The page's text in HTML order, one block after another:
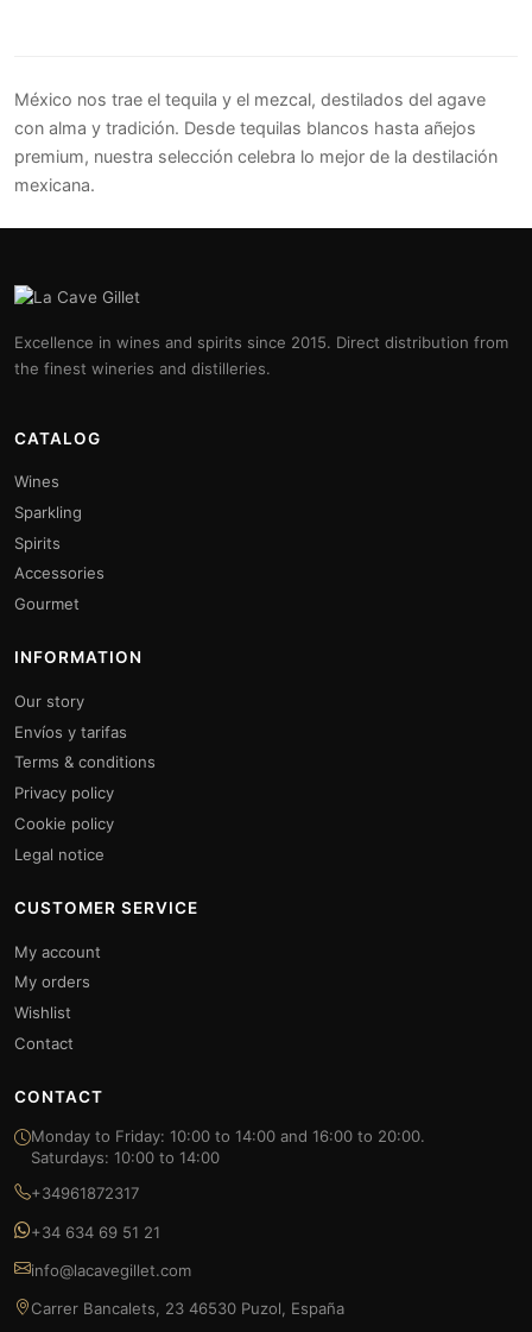
México nos trae el tequila y el mezcal, destilados del agave
con alma y tradición. Desde tequilas blancos hasta añejos
premium, nuestra selección celebra lo mejor de la destilación
mexicana.
Excellence in wines and spirits since 2015. Direct distribution from
the finest wineries and distilleries.
CATALOG
Wines
Sparkling
Spirits
Accessories
Gourmet
INFORMATION
Our story
Envíos y tarifas
Terms & conditions
Privacy policy
Cookie policy
Legal notice
CUSTOMER SERVICE
My account
My orders
Wishlist
Contact
CONTACT
Monday to Friday: 10:00 to 14:00 and 16:00 to 20:00.
Saturdays: 10:00 to 14:00
+34961872317
+34 634 69 51 21
info@lacavegillet.com
Carrer Bancalets, 23 46530 Puzol, España